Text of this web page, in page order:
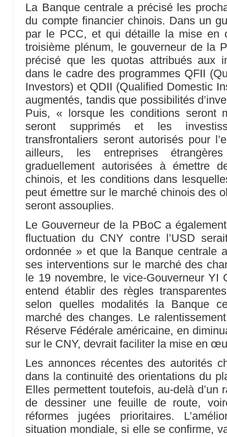
La Banque centrale a précisé les
du compte financier chinois. Dans un
par le PCC, et qui détaille la mise en
troisième plénum, le gouverneur de la
précisé que les quotas attribués aux
dans le cadre des programmes QFII
Investors) et QDII (Qualified Domestic
augmentés, tandis que possibilités
Puis, « lorsque les conditions seront
seront supprimés et les
transfrontaliers seront autorisés pour
ailleurs, les entreprises
graduellement autorisées à émettre
chinois, et les conditions dans
peut émettre sur le marché chinois des
seront assouplies.
Le Gouverneur de la PBoC a
fluctuation du CNY contre l’USD
ordonnée » et que la Banque centrale
ses interventions sur le marché des
le 19 novembre, le vice-Gouverneur YI
entend établir des règles
selon quelles modalités la Banque
marché des changes. Le
Réserve Fédérale américaine, en
sur le CNY, devrait faciliter la mise en
Les annonces récentes des autorités
dans la continuité des orientations du
Elles permettent toutefois, au-delà d’un
de dessiner une feuille de route,
réformes jugées prioritaires.
situation mondiale, si elle se confirme,